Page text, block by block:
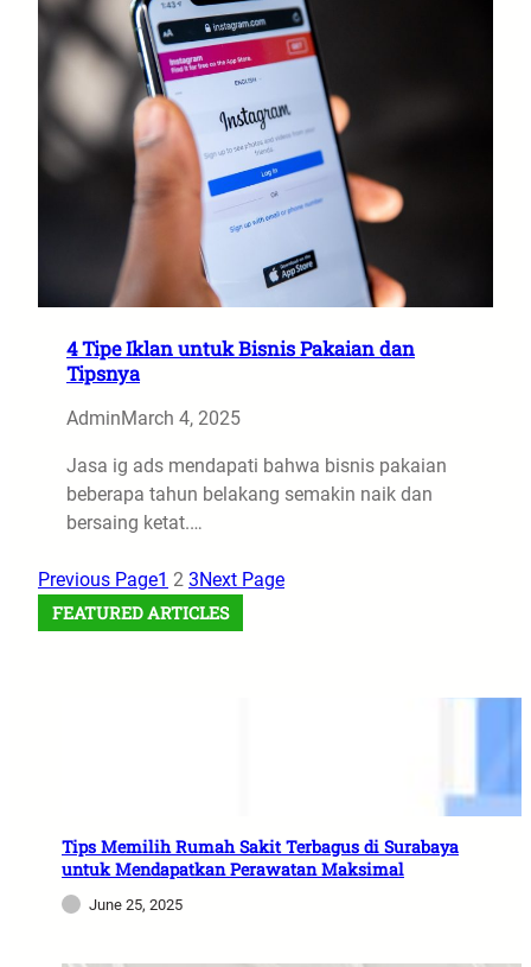
4 Tipe Iklan untuk Bisnis Pakaian dan
Tipsnya
AdminMarch 4, 2025
Jasa ig ads mendapati bahwa bisnis pakaian
beberapa tahun belakang semakin naik dan
bersaing ketat.…
Previous Page1 2 3Next Page
FEATURED ARTICLES
Tips Memilih Rumah Sakit Terbagus di Surabaya
untuk Mendapatkan Perawatan Maksimal
June 25, 2025